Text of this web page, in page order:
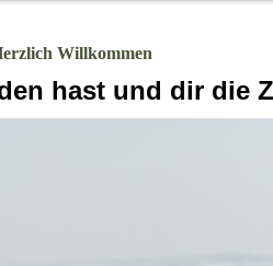
Willkommen
hast und dir die